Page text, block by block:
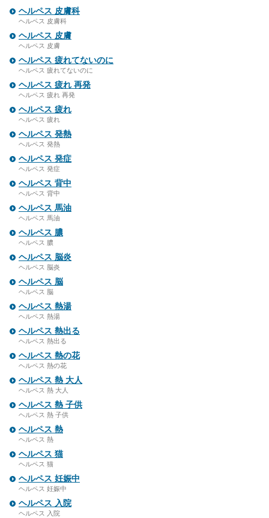
ヘルペス 皮膚科
ヘルペス 皮膚科
ヘルペス 皮膚
ヘルペス 皮膚
ヘルペス 疲れてないのに
ヘルペス 疲れてないのに
ヘルペス 疲れ 再発
ヘルペス 疲れ 再発
ヘルペス 疲れ
ヘルペス 疲れ
ヘルペス 発熱
ヘルペス 発熱
ヘルペス 発症
ヘルペス 発症
ヘルペス 背中
ヘルペス 背中
ヘルペス 馬油
ヘルペス 馬油
ヘルペス 膿
ヘルペス 膿
ヘルペス 脳炎
ヘルペス 脳炎
ヘルペス 脳
ヘルペス 脳
ヘルペス 熱湯
ヘルペス 熱湯
ヘルペス 熱出る
ヘルペス 熱出る
ヘルペス 熱の花
ヘルペス 熱の花
ヘルペス 熱 大人
ヘルペス 熱 大人
ヘルペス 熱 子供
ヘルペス 熱 子供
ヘルペス 熱
ヘルペス 熱
ヘルペス 猫
ヘルペス 猫
ヘルペス 妊娠中
ヘルペス 妊娠中
ヘルペス 入院
ヘルペス 入院